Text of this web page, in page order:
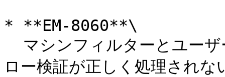
* **EM-8060**\
ロー検証が正しく処理されな